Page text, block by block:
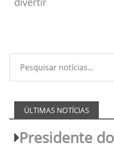
ÚLTIMAS NOTÍCIAS
Presidente